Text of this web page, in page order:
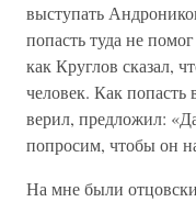
выступать
попасть туда не
как Круглов сказал,
человек. Как
верил, предложил:
попросим, чтобы он
На мне были